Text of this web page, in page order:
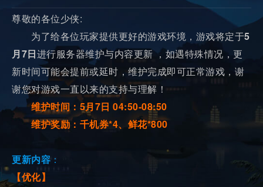
尊敬的各位少侠:
为了给各位玩家提供更好的游戏环境，游戏将定于5
月7日进行服务器维护与内容更新 ，如遇特殊情况，更
新时间可能会提前或延时，维护完成即可正常游戏，谢
谢您对游戏一直以来的支持与理解！
维护时间：5月7日 04:50-08:50
维护奖励：千机券*4、鲜花*800
更新内容 ：
【优化】